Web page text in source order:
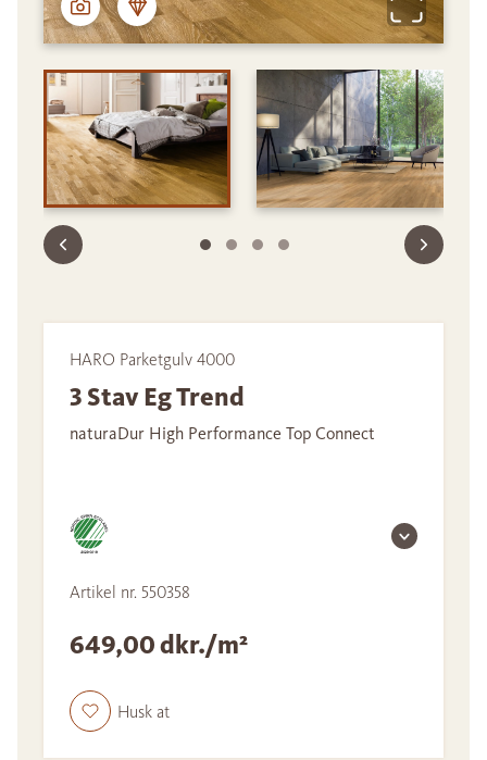
HARO Parketgulv 4000
3 Stav Eg Trend
naturaDur High Performance Top Connect
Artikel nr. 550358
649,00 dkr./m²
Husk at